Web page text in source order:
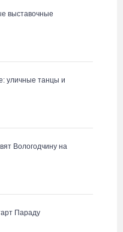
выставочные
уличные танцы и
Вологодчину на
Параду